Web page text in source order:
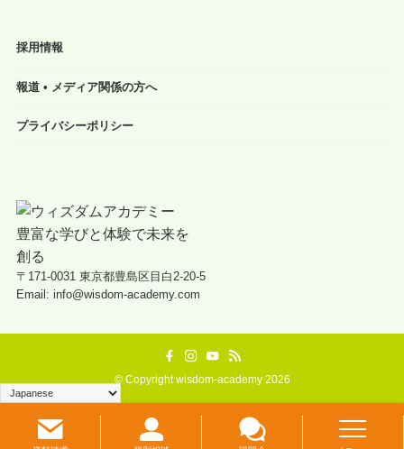
採用情報
報道 • メディア関係の方へ
プライバシーポリシー
〒171-0031 東京都豊島区目白2-20-5
Email: info@wisdom-academy.com
©Copyright wisdom-academy 2026